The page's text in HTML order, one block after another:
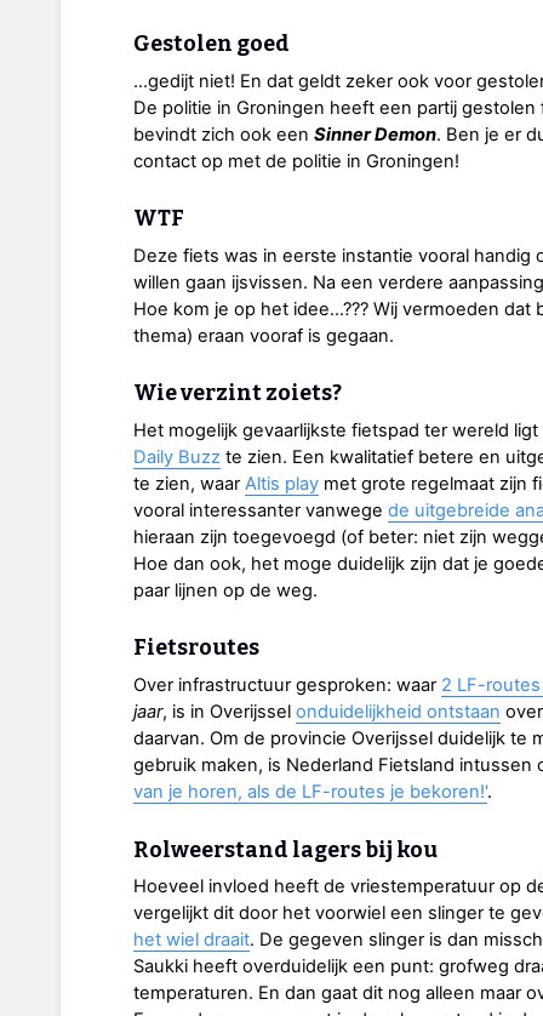
Gestolen goed
...gedijt niet! En dat geldt zeker ook voor
De politie in Groningen heeft een partij
bevindt zich ook een Sinner Demon. Ben je er
contact op met de politie in Groningen!
WTF
Deze fiets was in eerste instantie vooral handig
willen gaan ijsvissen. Na een verdere
Hoe kom je op het idee...??? Wij vermoeden
thema) eraan vooraf is gegaan.
Wie verzint zoiets?
Het mogelijk gevaarlijkste fietspad ter wereld
Daily Buzz te zien. Een kwalitatief betere en
te zien, waarAltis play met grote regelmaat zijn
vooral interessanter vanwege de uitgebreide
hieraan zijn toegevoegd (of beter: niet zijn
Hoe dan ook, het moge duidelijk zijn dat je
paar lijnen op de weg.
Fietsroutes
Over infrastructuur gesproken: waar 2 LF-
jaar, is in Overijssel onduidelijkheid ontstaan
daarvan. Om de provincie Overijssel duidelijk te
gebruik maken, is Nederland Fietsland
van je horen, als de LF-routes je bekoren!'.
Rolweerstand lagers bij kou
Hoeveel invloed heeft de vriestemperatuur op
vergelijkt dit door het voorwiel een slinger te
het wiel draait. De gegeven slinger is dan
Saukki heeft overduidelijk een punt: grofweg
temperaturen. En dan gaat dit nog alleen maar